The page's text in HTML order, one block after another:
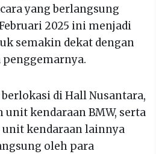
yang berlangsung
2025 ini menjadi
semakin dekat dengan
di Hall Nusantara,
kendaraan BMW, serta
kendaraan lainnya
oleh para